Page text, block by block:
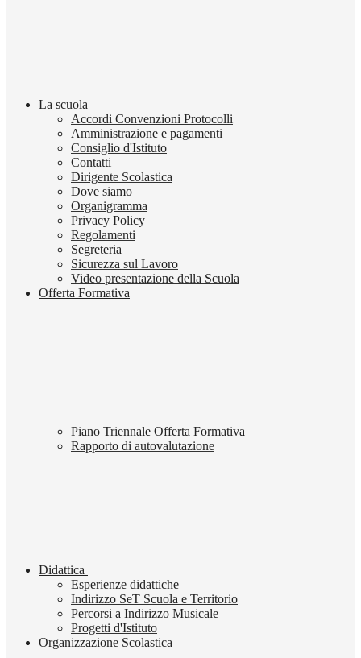
La scuola
Accordi Convenzioni Protocolli
Amministrazione e pagamenti
Consiglio d'Istituto
Contatti
Dirigente Scolastica
Dove siamo
Organigramma
Privacy Policy
Regolamenti
Segreteria
Sicurezza sul Lavoro
Video presentazione della Scuola
Offerta Formativa
Piano Triennale Offerta Formativa
Rapporto di autovalutazione
Didattica
Esperienze didattiche
Indirizzo SeT Scuola e Territorio
Percorsi a Indirizzo Musicale
Progetti d'Istituto
Organizzazione Scolastica